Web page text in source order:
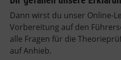
Dann wirst du unser Online-
Vorbereitung auf den
alle Fragen für die
auf Anhieb.